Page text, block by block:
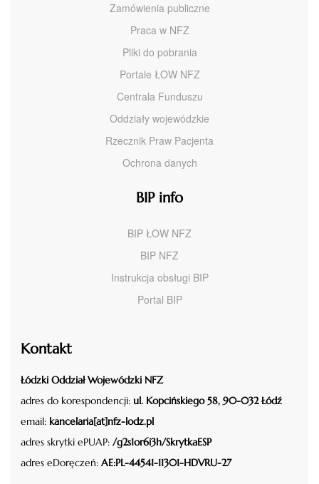
Zamówienia publiczne
Praca w NFZ
Pliki do pobrania
Portale ŁOW NFZ
Centrala Funduszu
Oddziały wojewódzkie
Rzecznik Praw Pacjenta
Ochrona danych
BIP info
BIP ŁOW NFZ
BIP NFZ
Instrukcja obsługi BIP
Portal BIP
Kontakt
Łódzki Oddział Wojewódzki NFZ
adres do korespondencji: ul. Kopcińskiego 58, 90-032 Łódź
email: kancelaria[at]nfz-lodz.pl
adres skrytki ePUAP: /g2s1or6i3h/SkrytkaESP
adres eDoręczeń: AE:PL-44541-11301-HDVRU-27